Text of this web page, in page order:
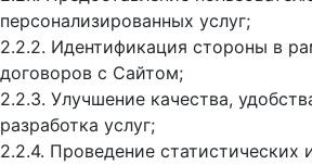
персонализированных услуг;
2.2.2. Идентификация стороны в
договоров с Сайтом;
2.2.3. Улучшение качества,
разработка услуг;
2.2.4. Проведение статистических